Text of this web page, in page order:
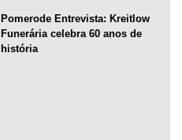
Pomerode Entrevista: Kreitlow
Funerária celebra 60 anos de
história